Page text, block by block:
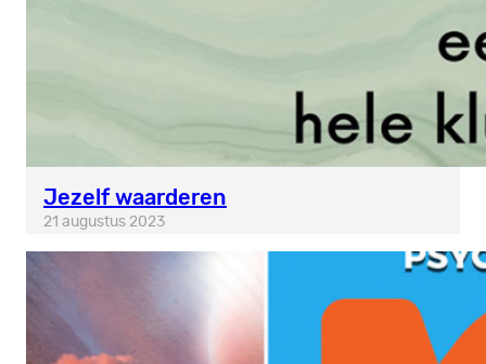
Jezelf waarderen
21 augustus 2023